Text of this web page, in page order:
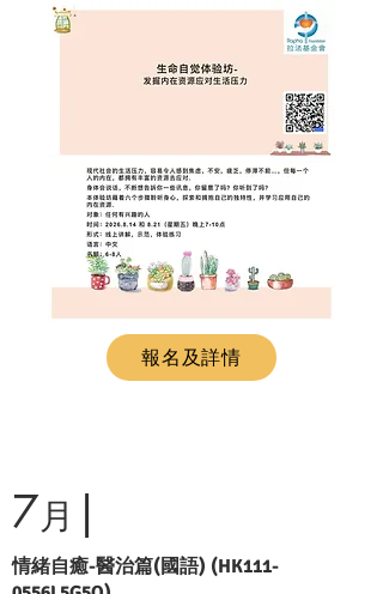
報名及詳情
7月 |
情緒自癒-醫治篇(國語) (HK111-